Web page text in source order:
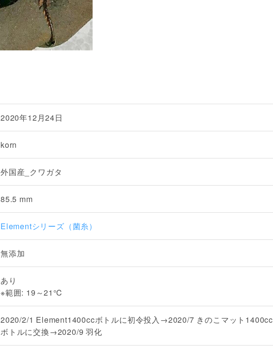
2020年12月24日
korn
外国産_クワガタ
85.5 mm
Elementシリーズ（菌糸）
無添加
あり
※範囲: 19～21℃
2020/2/1 Element1400ccボトルに初令投入→2020/7 きのこマット1400cc
ボトルに交換→2020/9 羽化